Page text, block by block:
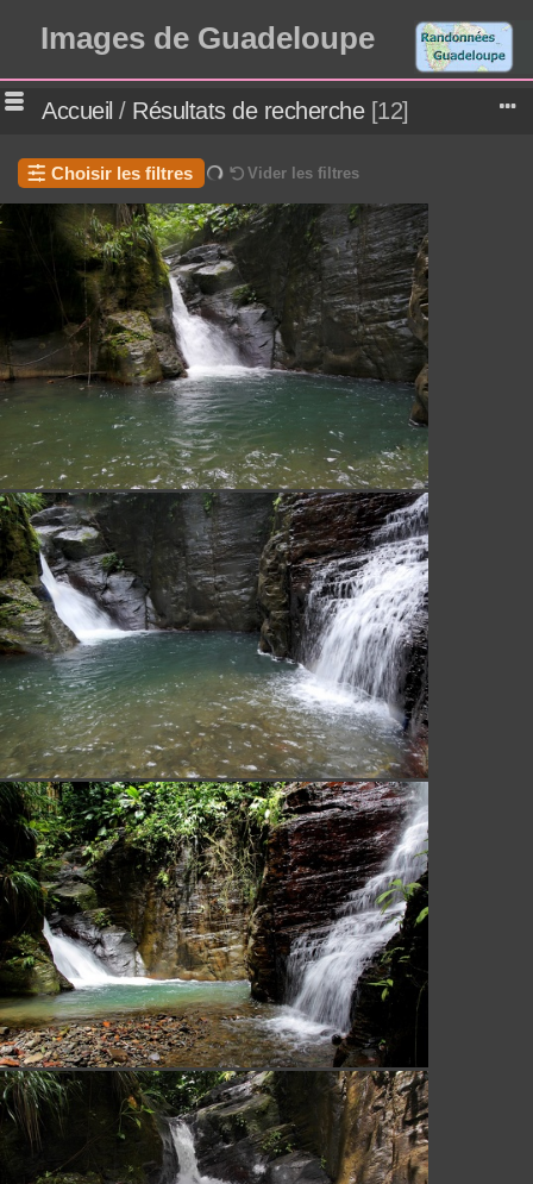
Images de Guadeloupe
Accueil / Résultats de recherche 12
Choisir les filtres Vider les filtres